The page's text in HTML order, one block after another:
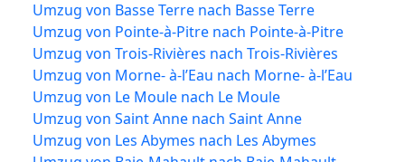
Umzug von Basse Terre nach Basse Terre
Umzug von Pointe-à-Pitre nach Pointe-à-Pitre
Umzug von Trois-Rivières nach Trois-Rivières
Umzug von Morne- à-l’Eau nach Morne- à-l’Eau
Umzug von Le Moule nach Le Moule
Umzug von Saint Anne nach Saint Anne
Umzug von Les Abymes nach Les Abymes